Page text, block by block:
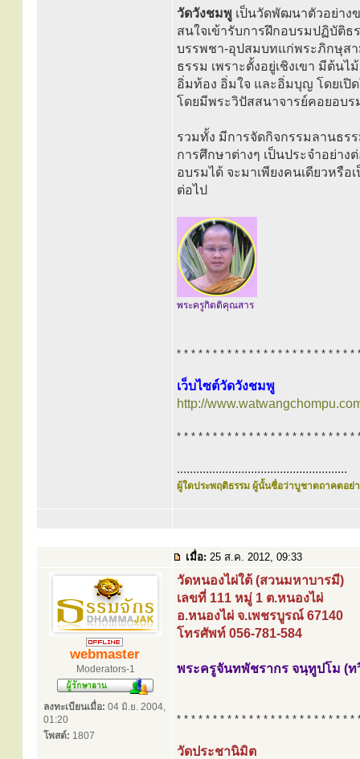
วัดวังชมพู เป็นวัดพัฒนาตัวอย่าง
สนใจเข้ารับการฝึกอบรมปฏิบัติ
บรรพชา-อุปสมบทแก่พระภิกษุสา
ธรรม เพราะตั้งอยู่เชิงเขา มีต้น
อิ่มท้อง อิ่มใจ และอิ่มบุญ โดยเปิ
โดยมีพระวิปัสสนาจารย์คอยอบร
รวมทั้ง มีการจัดกิจกรรมลานธร
การศึกษาต่างๆ เป็นประจำอย่า
อบรมได้ จะมาเพียงคนเดียวหรื
ต่อไป
พระครูกิตติคุณสาร
* * * * * * * * * * * * * * * * * * * * * * * * *
เว็บไซต์วัดวังชมพู
http://
* * * * * * * * * * * * * * * * * * * * * * * * *
.....................................................
ผู้ใดประพฤติธรรม ผู้นั้นชื่อว่าบูชาตถาคตอย่า
เมื่อ: 25 ส.ค. 2012, 09:33
webmaster
Moderators-1
ลงทะเบียนเมื่อ: 04 มิ.ย. 2004,
01:20
โพสต์: 1807
วัดหนองไผ่ใต้ (สวนมหาบารมี)
เลขที่ 111 หมู่ 1 ต.หนองไผ่
อ.หนองไผ่ จ.เพชรบูรณ์ 67140
โทรศัพท์ 056-781-584
พระครูจันทพัชรากร จนฺทูปโม (ท
* * * * * * * * * * * * * * * * * * * * * * * * *
วัดประชานิมิต